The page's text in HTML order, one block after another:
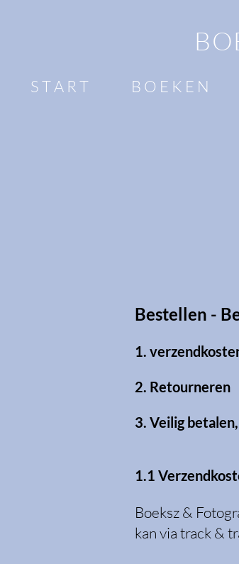
S T A R T B O E K E N
Bestellen -
1.
2. Retourneren
3. Veilig
1.1
Boeksz &
kan via track &